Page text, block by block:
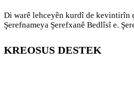
Di warê lehceyên kurdî de kevintirîn
Şerefnameya Şerefxanê Bedlîsî e.
KREOSUS DESTEK